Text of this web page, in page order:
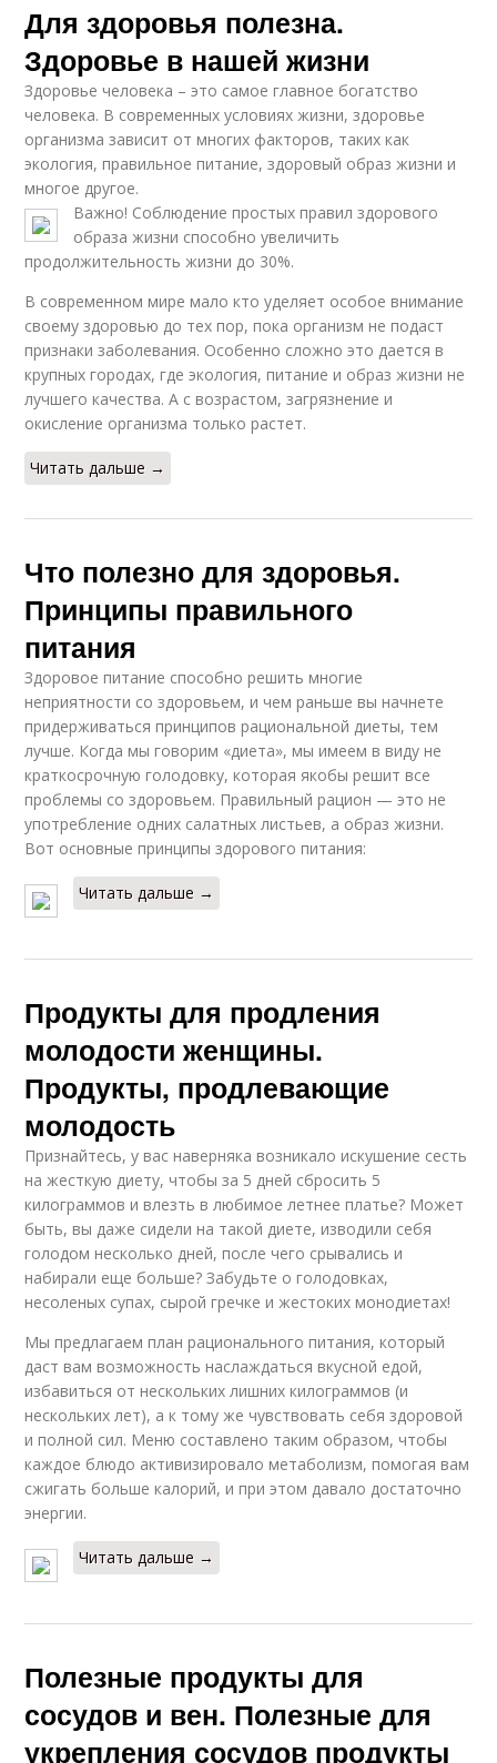
Для здоровья полезна.
Здоровье в нашей жизни
Здоровье человека – это самое главное богатство
человека. В современных условиях жизни, здоровье
организма зависит от многих факторов, таких как
экология, правильное питание, здоровый образ жизни и
многое другое.
Важно! Соблюдение простых правил здорового
образа жизни способно увеличить
продолжительность жизни до 30%.
В современном мире мало кто уделяет особое внимание
своему здоровью до тех пор, пока организм не подаст
признаки заболевания. Особенно сложно это дается в
крупных городах, где экология, питание и образ жизни не
лучшего качества. А с возрастом, загрязнение и
окисление организма только растет.
Читать дальше →
Что полезно для здоровья.
Принципы правильного
питания
Здоровое питание способно решить многие
неприятности со здоровьем, и чем раньше вы начнете
придерживаться принципов рациональной диеты, тем
лучше. Когда мы говорим «диета», мы имеем в виду не
краткосрочную голодовку, которая якобы решит все
проблемы со здоровьем. Правильный рацион — это не
употребление одних салатных листьев, а образ жизни.
Вот основные принципы здорового питания:
Читать дальше →
Продукты для продления
молодости женщины.
Продукты, продлевающие
молодость
Признайтесь, у вас наверняка возникало искушение сесть
на жесткую диету, чтобы за 5 дней сбросить 5
килограммов и влезть в любимое летнее платье? Может
быть, вы даже сидели на такой диете, изводили себя
голодом несколько дней, после чего срывались и
набирали еще больше? Забудьте о голодовках,
несоленых супах, сырой гречке и жестоких монодиетах!
Мы предлагаем план рационального питания, который
даст вам возможность наслаждаться вкусной едой,
избавиться от нескольких лишних килограммов (и
нескольких лет), а к тому же чувствовать себя здоровой
и полной сил. Меню составлено таким образом, чтобы
каждое блюдо активизировало метаболизм, помогая вам
сжигать больше калорий, и при этом давало достаточно
энергии.
Читать дальше →
Полезные продукты для
сосудов и вен. Полезные для
укрепления сосудов продукты